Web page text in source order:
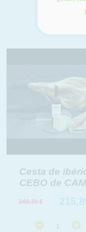
Cesta de
CEBO de
248,39€